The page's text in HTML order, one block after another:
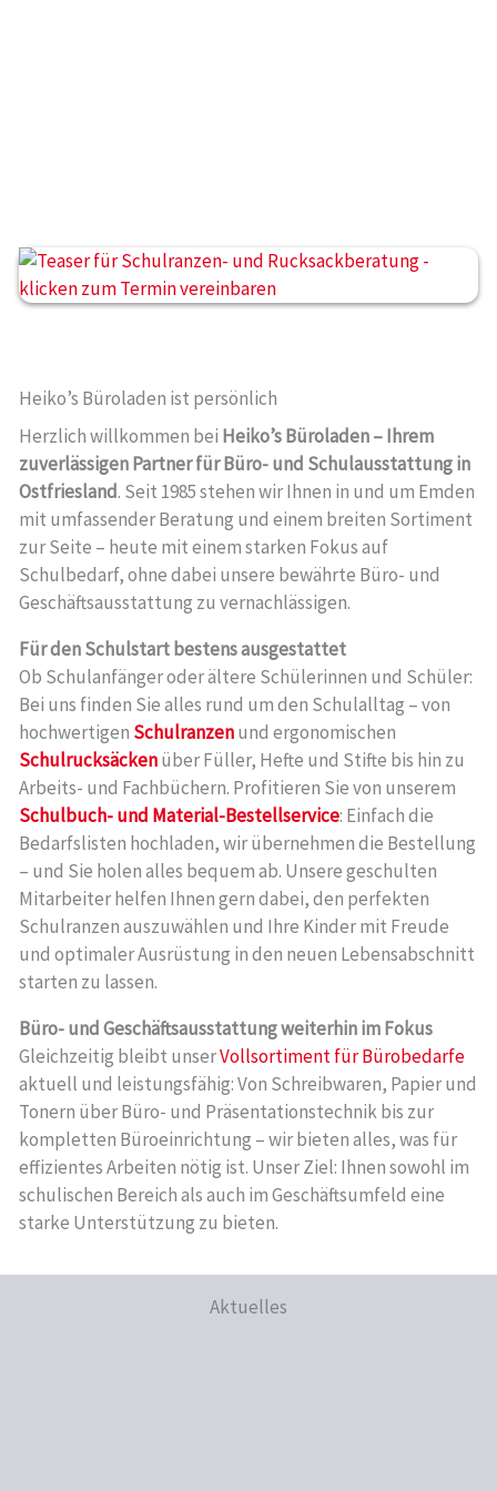
Heiko’s Büroladen ist persönlich
Herzlich willkommen bei Heiko’s Büroladen – Ihrem
zuverlässigen Partner für Büro- und Schulausstattung in
Ostfriesland. Seit 1985 stehen wir Ihnen in und um Emden
mit umfassender Beratung und einem breiten Sortiment
zur Seite – heute mit einem starken Fokus auf
Schulbedarf, ohne dabei unsere bewährte Büro- und
Geschäftsausstattung zu vernachlässigen.
Für den Schulstart bestens ausgestattet
Ob Schulanfänger oder ältere Schülerinnen und Schüler:
Bei uns finden Sie alles rund um den Schulalltag – von
hochwertigen Schulranzenund ergonomischen
Schulrucksäckenüber Füller, Hefte und Stifte bis hin zu
Arbeits- und Fachbüchern. Profitieren Sie von unserem
Schulbuch- und Material-Bestellservice: Einfach die
Bedarfslisten hochladen, wir übernehmen die Bestellung
– und Sie holen alles bequem ab. Unsere geschulten
Mitarbeiter helfen Ihnen gern dabei, den perfekten
Schulranzen auszuwählen und Ihre Kinder mit Freude
und optimaler Ausrüstung in den neuen Lebensabschnitt
starten zu lassen.
Büro- und Geschäftsausstattung weiterhin im Fokus
Gleichzeitig bleibt unserVollsortiment für Bürobedarfe
aktuell und leistungsfähig: Von Schreibwaren, Papier und
Tonern über Büro- und Präsentationstechnik bis zur
kompletten Büroeinrichtung – wir bieten alles, was für
effizientes Arbeiten nötig ist. Unser Ziel: Ihnen sowohl im
schulischen Bereich als auch im Geschäftsumfeld eine
starke Unterstützung zu bieten.
Aktuelles